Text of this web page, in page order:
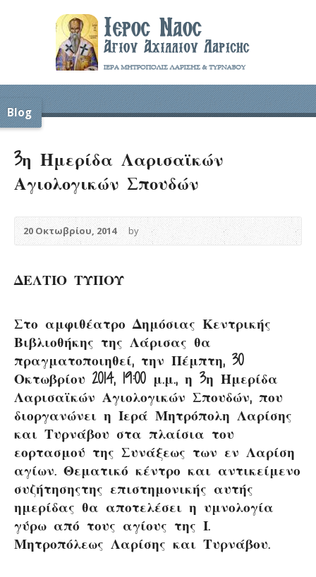
Blog
3η Ημερίδα Λαρισαϊκών
Αγιολογικών Σπουδών
20 Οκτωβρίου, 2014 by
ΔΕΛΤΙΟ ΤΥΠΟΥ
Στο αμφιθέατρο Δημόσιας Κεντρικής
Βιβλιοθήκης της Λάρισας θα
πραγματοποιηθεί, την Πέμπτη, 30
Οκτωβρίου 2014, 19:00 μ.μ., η 3η Ημερίδα
Λαρισαϊκών Αγιολογικών Σπουδών, που
διοργανώνει η Ιερά Μητρόπολη Λαρίσης
και Τυρνάβου στα πλαίσια του
εορτασμού της Συνάξεως των εν Λαρίση
αγίων. Θεματικό κέντρο και αντικείμενο
συζήτησηςτης επιστημονικής αυτής
ημερίδας θα αποτελέσει η υμνολογία
γύρω από τους αγίους της Ι.
Μητροπόλεως Λαρίσης και Τυρνάβου.